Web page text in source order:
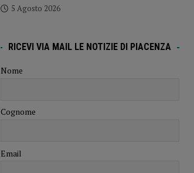
5 Agosto 2026
RICEVI VIA MAIL LE NOTIZIE DI PIACENZA
Nome
Cognome
Email